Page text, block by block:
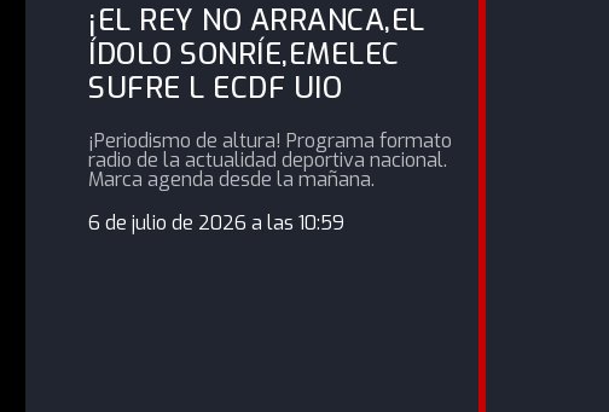
¡EL REY NO ARRANCA,EL
ÍDOLO SONRÍE,EMELEC
SUFRE L ECDF UIO
¡Periodismo de altura! Programa formato
radio de la actualidad deportiva nacional.
Marca agenda desde la mañana.
6 de julio de 2026 a las 10:59